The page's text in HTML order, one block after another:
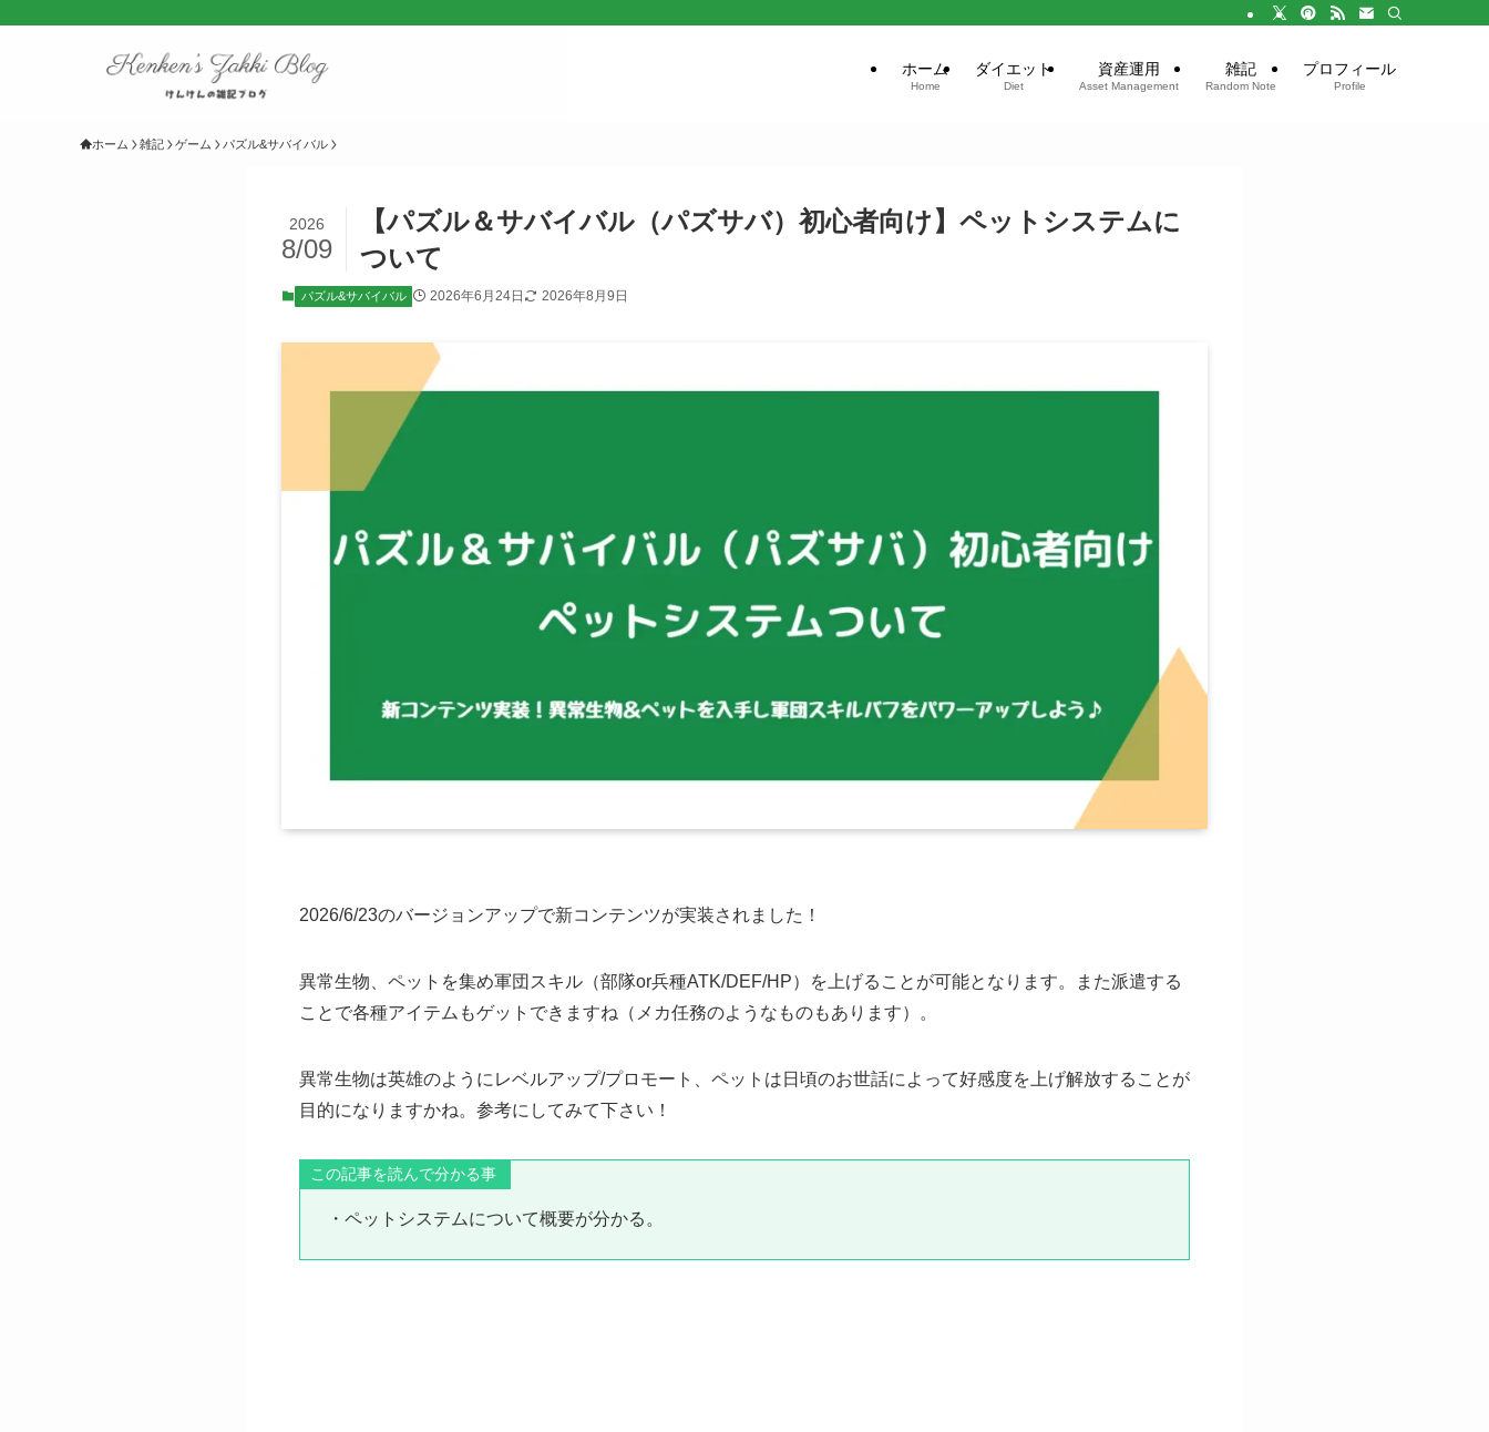
ホーム
Home
ダイエット
Diet
資産運用
Asset Management
雑記
Random Note
プロフィール
Profile
ホーム 雑記 ゲーム パズル&サバイバル
【パズル＆サバイバル（パズサバ）初心者向け】ペットシステムに
ついて
2026
8/09
パズル&サバイバル 2026年6月24日 2026年8月9日
2026/6/23のバージョンアップで新コンテンツが実装されました！
異常生物、ペットを集め軍団スキル（部隊or兵種ATK/DEF/HP）を上げることが可能となります。また派遣する
ことで各種アイテムもゲットできますね（メカ任務のようなものもあります）。
異常生物は英雄のようにレベルアップ/プロモート、ペットは日頃のお世話によって好感度を上げ解放することが
目的になりますかね。参考にしてみて下さい！
この記事を読んで分かる事
・ペットシステムについて概要が分かる。